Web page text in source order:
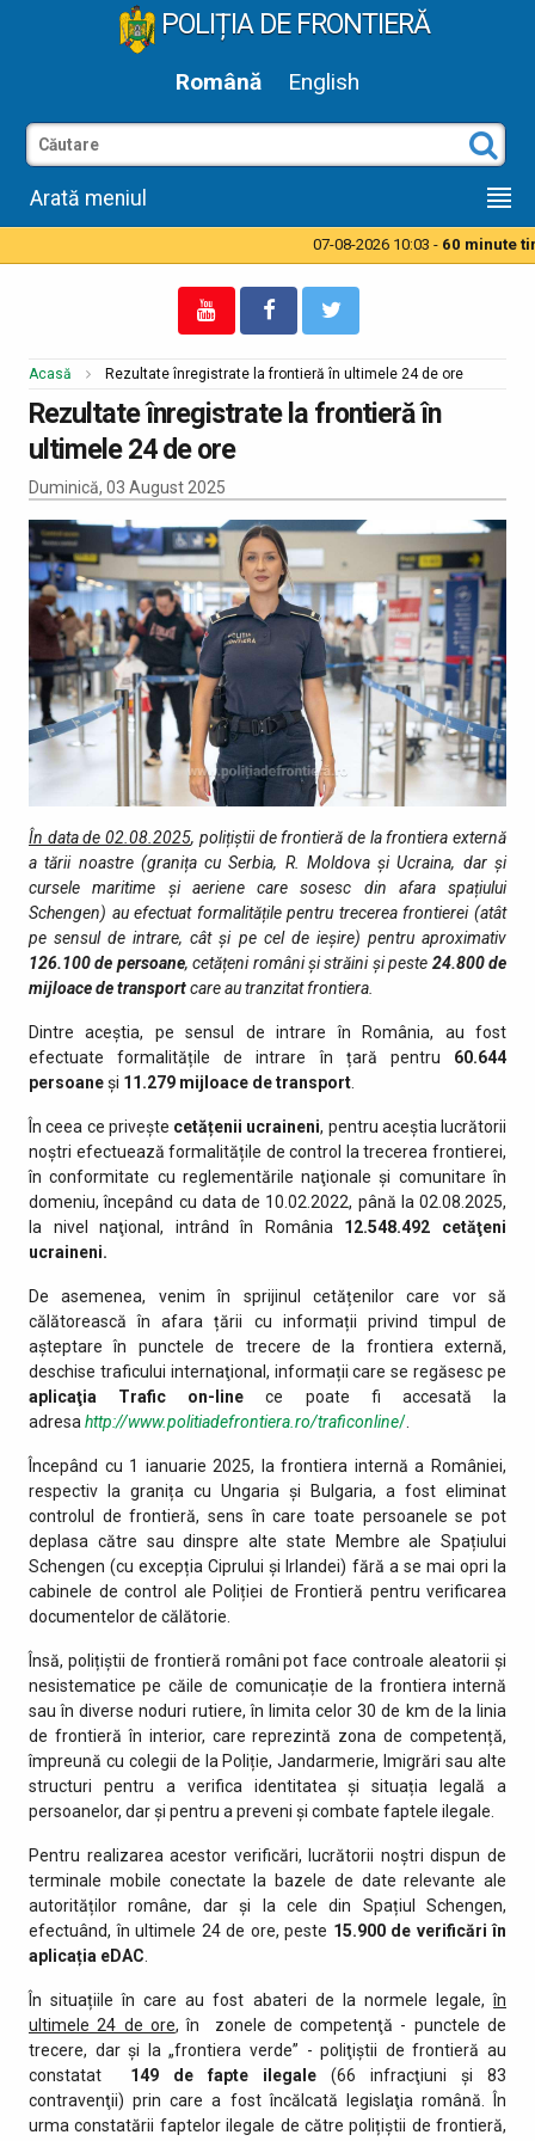
POLIȚIA DE FRONTIERĂ
Română English
Arată meniul
07-08-2026 10:03 -60 minute
Acasă Rezultate înregistrate la frontieră în ultimele 24 de ore
Rezultate înregistrate la frontieră în
ultimele 24 de ore
Duminică, 03 August 2025
În data de 02.08.2025, polițiștii de frontieră de la frontiera externă
a tării noastre (granița cu Serbia, R. Moldova și Ucraina, dar și
cursele maritime și aeriene care sosesc din afara spațiului
Schengen) au efectuat formalitățile pentru trecerea frontierei (atât
pe sensul de intrare, cât şi pe cel de ieşire) pentru aproximativ
126.100de persoane, cetățeni români și străini şi peste 24.800de
mijloace de transportcare au tranzitat fro­ntiera.
Dintre aceștia, pe sensul de intrare în România, au fost
efectuate formalitățile de intrare în țară pentru 60.644
persoaneși 11.279 mijloace de transport
În ceea ce privește cetățenii ucraineni, pentru aceștia lucrătorii
noștri efectuează formalitățile de control la trecerea frontierei,
în conformitate cu reglementările naţionale şi comunitare în
domeniu, începând cu data de 10.02.2022, până la 02.08.2025,
la nivel naţional, intrând în România 12.548.492 cetăţeni
ucraineni.
De asemenea, venim în sprijinul cetățenilor care vor să
călătorească în afara țării cu informații privind timpul de
așteptare în punctele de trecere de la frontiera externă,
deschise traficului internaţional, informații care se regăsesc pe
aplicaţia Trafic on-line ce poate fi accesată la
adresa http://www.politiadefrontiera.ro/traficonline/
Începând cu 1 ianuarie 2025, la frontiera internă a României,
respectiv la granița cu Ungaria și Bulgaria, a fost eliminat
controlul de frontieră, sens în care toate persoanele se pot
deplasa către sau dinspre alte state Membre ale Spațiului
Schengen (cu excepția Ciprului și Irlandei) fără a se mai opri la
cabinele de control ale Poliției de Frontieră pentru verificarea
documentelor de călătorie.
Însă, polițiștii de frontieră români pot face controale aleatorii și
nesistematice pe căile de comunicație de la frontiera internă
sau în diverse noduri rutiere, în limita celor 30 de km de la linia
de frontieră în interior, care reprezintă zona de competență,
împreună cu colegii de la Poliție, Jandarmerie, Imigrări sau alte
structuri pentru a verifica identitatea și situația legală a
persoanelor, dar și pentru a preveni și combate faptele ilegale.
Pentru realizarea acestor verificări, lucrătorii noștri dispun de
terminale mobile conectate la bazele de date relevante ale
autorităților române, dar și la cele din Spațiul Schengen,
efectuând, în ultimele 24 de ore, peste 15.900 de verificări în
aplicația eDAC
În situațiile în care au fost abateri de la normele legale,în
ultimele 24 de ore, în zonele de competenţă - punctele de
trecere, dar şi la „frontiera verde” - poliţiştii de frontieră au
constatat
149 de fapte ilegale (66 infracţiuni şi 83
contravenţii) prin care a fost încălcată legislaţia română. În
urma constatării faptelor ilegale de către polițiștii de frontieră,